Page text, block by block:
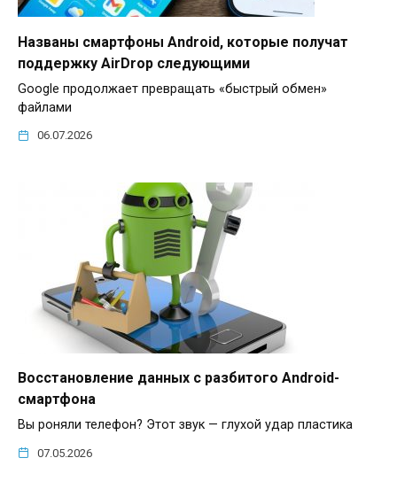
Названы смартфоны Android, которые получат
поддержку AirDrop следующими
Google продолжает превращать «быстрый обмен»
файлами
06.07.2026
Восстановление данных с разбитого Android-
смартфона
Вы роняли телефон? Этот звук — глухой удар пластика
07.05.2026